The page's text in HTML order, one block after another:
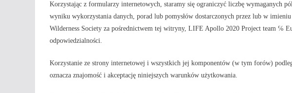
Korzystając z formularzy internetowych, staramy się ograniczyć liczbę wymaganych
wyniku wykorzystania danych, porad lub pomysłów dostarczonych przez lub w
Wilderness Society za pośrednictwem tej witryny, LIFE Apollo 2020 Project team ℅
odpowiedzialności.
Korzystanie ze strony internetowej i wszystkich jej komponentów (w tym forów)
oznacza znajomość i akceptację niniejszych warunków użytkowania.